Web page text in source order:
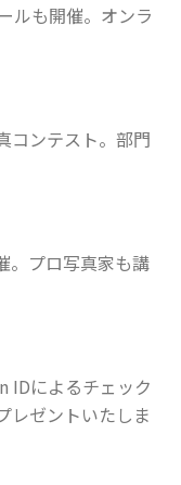
ルも開催。オンラ
コンテスト。部門
。プロ写真家も講
IDによるチェック
レゼントいたしま